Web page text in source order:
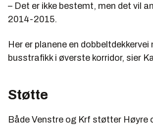
– Det er ikke bestemt, men det vil
2014-2015.
Her er planene en dobbeltdekkervei
busstrafikk i øverste korridor, sier
Støtte
Både Venstre og Krf støtter Høyre